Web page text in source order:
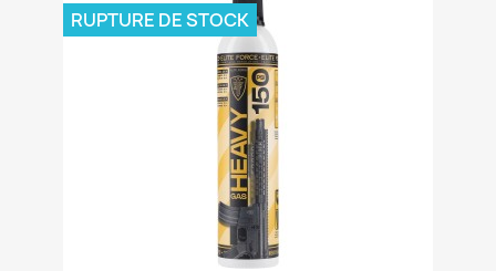
RUPTURE DE STOCK